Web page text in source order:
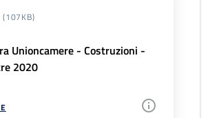
(107KB)
Unioncamere - Costruzioni -
2020